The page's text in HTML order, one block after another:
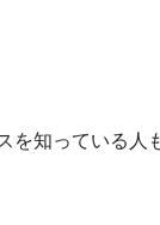
知っている人